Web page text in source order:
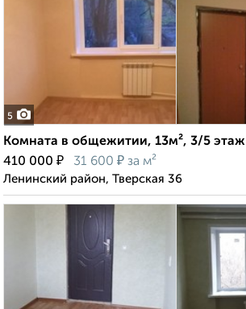
5
Комната в общежитии, 13м², 3/5 этаж
410 000 ₽ 31 600 ₽ за м²
Ленинский район, Тверская 36